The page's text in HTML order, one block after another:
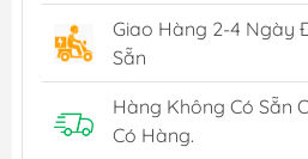
Giao Hàng 2-4 Ngày
Sẵn
Hàng Không Có Sẵn
Có Hàng.